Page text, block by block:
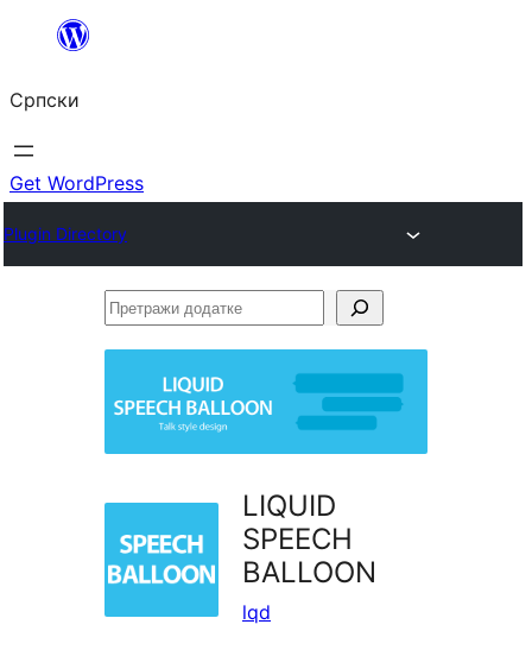
Скочи
садржај
Српски
Get WordPress
Plugin Directory
Претражи
LIQUID
SPEECH
BALLOON
lqd